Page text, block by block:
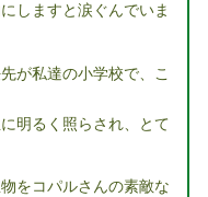
しますと涙ぐんでいま
が私達の小学校で、こ
明るく照らされ、とて
をコパルさんの素敵な